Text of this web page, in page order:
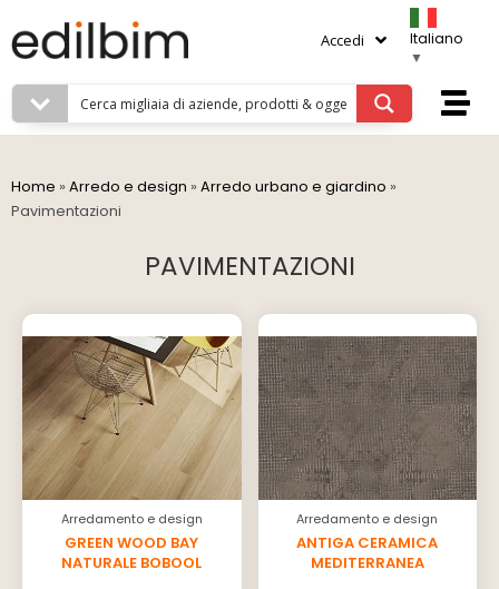
Accedi
Italiano
▼
Home » Arredo e design » Arredo urbano e giardino »
Pavimentazioni
PAVIMENTAZIONI
Arredamento e design
GREEN WOOD BAY
NATURALE BOBOOL
Arredamento e design
ANTIGA CERAMICA
MEDITERRANEA